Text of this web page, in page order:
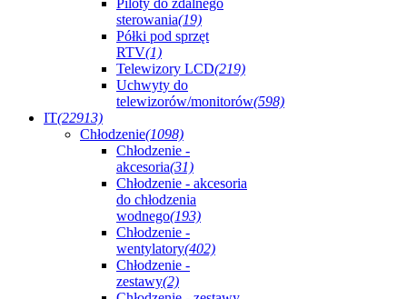
Piloty do zdalnego
sterowania(19)
Półki pod sprzęt
RTV(1)
Telewizory LCD(219)
Uchwyty do
telewizorów/monitorów(598)
IT(22913)
Chłodzenie(1098)
Chłodzenie -
akcesoria(31)
Chłodzenie - akcesoria
do chłodzenia
wodnego(193)
Chłodzenie -
wentylatory(402)
Chłodzenie -
zestawy(2)